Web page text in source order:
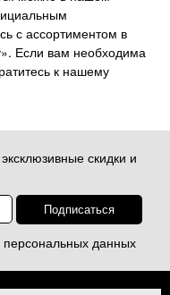
с ассортиментом в
Если вам необходима
к нашему
скидки и
персональных данных